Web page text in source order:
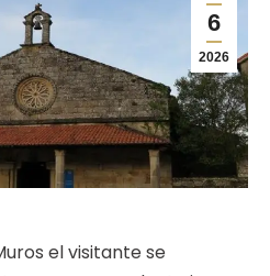
6
2026
el visitante se